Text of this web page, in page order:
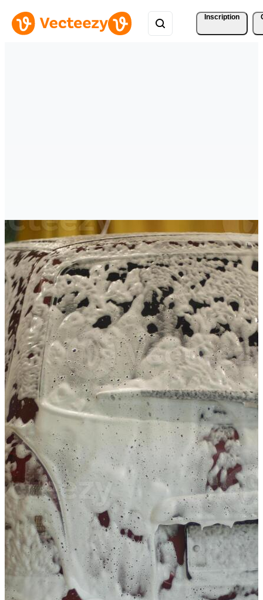
Inscription